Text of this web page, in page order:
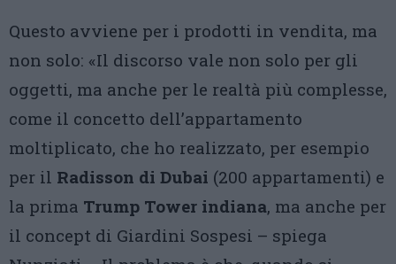
Questo avviene per i prodotti in vendita, ma
non solo: «Il discorso vale non solo per gli
oggetti, ma anche per le realtà più complesse,
come il concetto dell’appartamento
moltiplicato, che ho realizzato, per esempio
per il Radisson di Dubai (200 appartamenti) e
la prima Trump Tower indiana, ma anche per
il concept di Giardini Sospesi – spiega